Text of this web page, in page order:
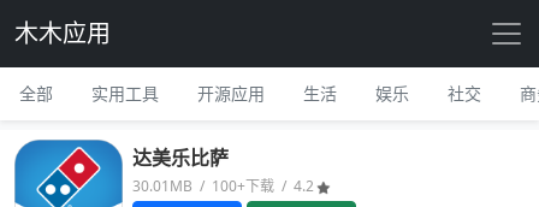
木木应用
全部 实用工具 开源应用 生活 娱乐 社交
达美乐比萨
30.01MB / 100+下载 / 4.2